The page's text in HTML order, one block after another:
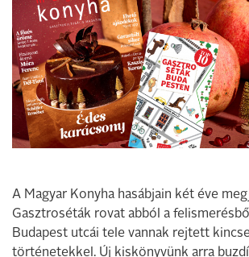
A Magyar Konyha hasábjain két éve
Gasztroséták rovat abból a
Budapest utcái tele vannak rejtett
történetekkel. Új kiskönyvünk arra